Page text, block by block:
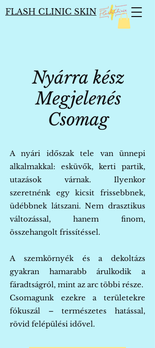
FLASH CLINIC SKIN
Nyárra kész
Megjelenés
Csomag
A nyári időszak tele van ünnepi
alkalmakkal: esküvők, kerti partik,
utazások várnak. Ilyenkor
szeretnénk egy kicsit frissebbnek,
üdébbnek látszani. Nem drasztikus
változással, hanem finom,
összehangolt frissítéssel.
A szemkörnyék és a dekoltázs
gyakran hamarabb árulkodik a
fáradtságról, mint az arc többi része.
Csomagunk ezekre a területekre
fókuszál – természetes hatással,
rövid felépülési idővel.